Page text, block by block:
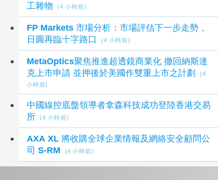
工雜物
(4 小時前)
FP Markets 市場分析：市場評估下一步走勢，
日圓再臨十字路口
(4 小時前)
MetaOptics聚焦推進超透鏡商業化 撤回納斯達
克上市申請 並押後於美國作雙重上市之計劃
(4
小時前)
中國線控底盤領導者拿森科技成功登陸香港交易
所
(4 小時前)
AXA XL 將收購全球企業情報及網絡安全顧問公
司 S-RM
(4 小時前)